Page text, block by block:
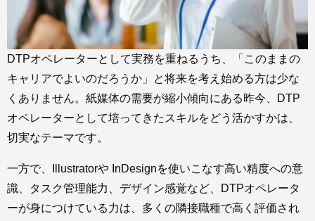
DTPオペレーターとして実務を重ねるうち、「このままの
キャリアでよいのだろうか」と将来を考え始める方は少な
くありません。紙媒体の需要が縮小傾向にある昨今、DTP
オペレーターとして培ってきたスキルをどう活かすかは、
切実なテーマです。
一方で、Illustratorや InDesignを使いこなす高い精度への意
識、タスク管理能力、デザイン感覚など、DTPオペレータ
ーが身につけている力は、多くの隣接職種で高く評価され